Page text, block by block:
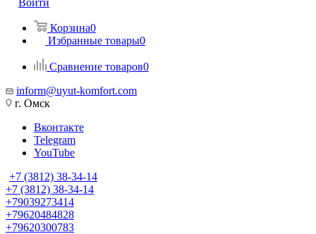
Войти
Корзина0
Избранные товары0
Сравнение товаров0
inform@uyut-komfort.com
г. Омск
Вконтакте
Telegram
YouTube
+7 (3812) 38-34-14
+7 (3812) 38-34-14
+79039273414
+79620484828
+79620300783